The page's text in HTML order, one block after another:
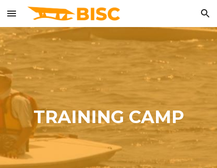
Skip to main content Skip to navigation
TRAINING CAMP